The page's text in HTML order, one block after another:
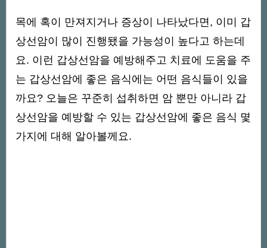
목에 혹이 만져지거나 증상이 나타났다면, 이미 갑
상선암이 많이 진행됐을 가능성이 높다고 하는데
요. 이런 갑상선암을 예방해주고 치료에 도움을 주
는 갑상선암에 좋은 음식에는 어떤 음식들이 있을
까요? 오늘은 꾸준히 섭취하면 암 뿐만 아니라 갑
상선암을 예방할 수 있는 갑상선암에 좋은 음식 몇
가지에 대해 알아볼께요.